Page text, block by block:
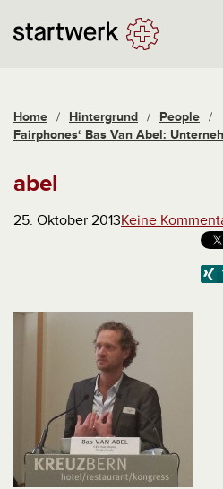
Home / Hintergrund / People /
Fairphones‘ Bas Van Abel:
abel
25. Oktober 2013Keine